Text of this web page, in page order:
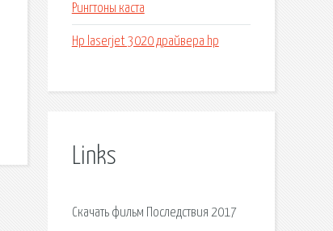
Рингтоны каста
Hp laserjet 3020 драйвера hp
Links
Скачать фильм Последствия 2017